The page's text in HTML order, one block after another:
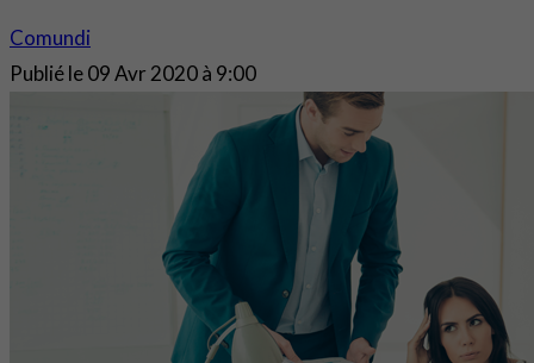
Comundi
Publié le09 Avr 2020 à 9:00